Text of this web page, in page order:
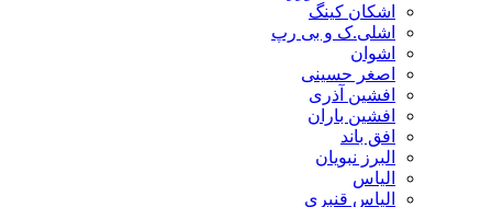
اشکان کینگ
اشلی.ک و بی رپ
اشوان
اصغر حسینی
افشین آذری
افشین باران
افق باند
البرز نبویان
الیاس
الیاس قنبرى